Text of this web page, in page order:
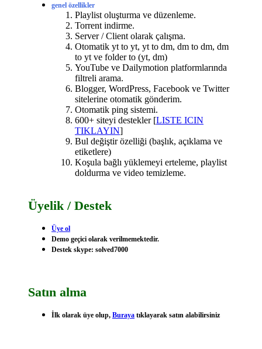
genel özellikler
Playlist oluşturma ve düzenleme.
Torrent indirme.
Server / Client olarak çalışma.
Otomatik yt to yt, yt to dm, dm to dm, dm
to yt ve folder to (yt, dm)
YouTube ve Dailymotion platformlarında
filtreli arama.
Blogger, WordPress, Facebook ve Twitter
sitelerine otomatik gönderim.
Otomatik ping sistemi.
600+ siteyi destekler [LISTE ICIN
TIKLAYIN]
Bul değiştir özelliği (başlık, açıklama ve
etiketlere)
Koşula bağlı yüklemeyi erteleme, playlist
doldurma ve video temizleme.
Üyelik / Destek
Üye ol
Demo geçici olarak verilmemektedir.
Destek skype: solved7000
Satın alma
İlk olarak üye olup, Buraya tıklayarak satın alabilirsiniz